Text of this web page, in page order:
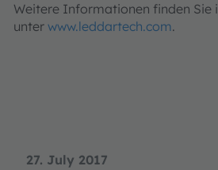
27. July 2017
Weitere Informationen finden Sie
unter www.leddartech.com.